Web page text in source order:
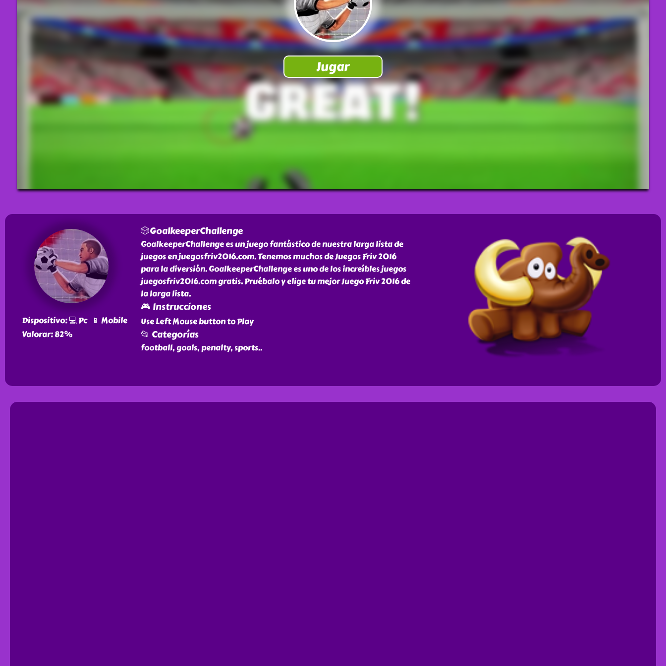
Dispositivo: 💻 Pc 📱 Mobile
Valorar: 82%
🎲GoalkeeperChallenge
GoalkeeperChallenge es un juego fantástico de nuestra larga lista de
juegos en juegosfriv2016.com. Tenemos muchos de Juegos Friv 2016
para la diversión. GoalkeeperChallenge es uno de los increíbles juegos
juegosfriv2016.com gratis. Pruébalo y elige tu mejor Juego Friv 2016 de
la larga lista.
🎮 Instrucciones
Use Left Mouse button to Play
📂 Categorías
football, goals, penalty, sports..